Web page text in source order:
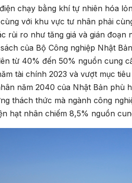
chạy bằng khí tự nhiên hóa
với khu vực tư nhân phải
rủi ro như tăng giá và gián đoạn
của Bộ Công nghiệp Nhật
từ 40% đến 50% nguồn cung
tài chính 2023 và vượt mục
năm 2040 của Nhật Bản phù
thách thức mà ngành công
hạt nhân chiếm 8,5% nguồn